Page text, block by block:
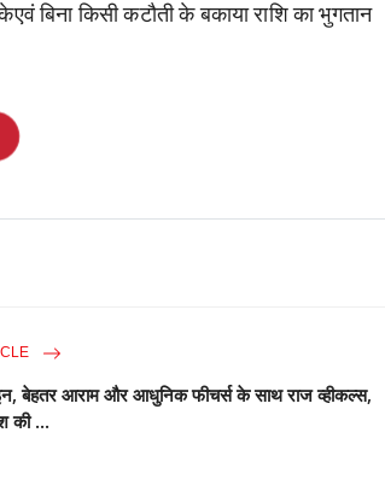
बिना किसी कटौती के बकाया राशि का भुगतान
बेहतर आराम और आधुनिक फीचर्स के साथ राज व्हीकल्स,
की ...